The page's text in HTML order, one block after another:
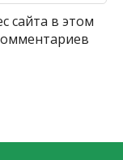
сайта в этом